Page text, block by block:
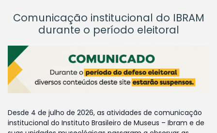
Comunicação institucional do IBRAM
durante o período eleitoral
Desde 4 de julho de 2026, as atividades de comunicação
institucional do Instituto Brasileiro de Museus – Ibram e de